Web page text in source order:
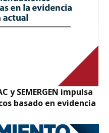
y SEMERGEN impulsa
basado en evidencia